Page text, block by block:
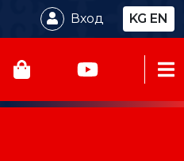
Вход KG EN